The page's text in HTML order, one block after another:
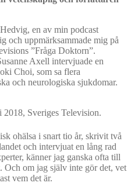
en av min podcast
och uppmärksammade mig på
”Fråga Doktorn”.
Axell intervjuade en
Choi, som sa flera
och neurologiska sjukdomar.
Sveriges Television.
ohälsa i snart tio år, skrivit två
och intervjuat en lång rad
känner jag ganska ofta till
Och om jag själv inte gör det, vet
vem det är.